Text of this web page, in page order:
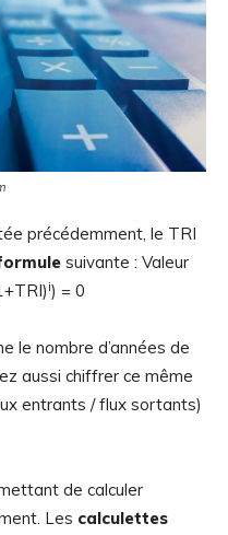
précédemment, le TRI
suivante : Valeur
i) = 0
le nombre d’années de
aussi chiffrer ce même
entrants / flux sortants)
de calculer
Les calculettes